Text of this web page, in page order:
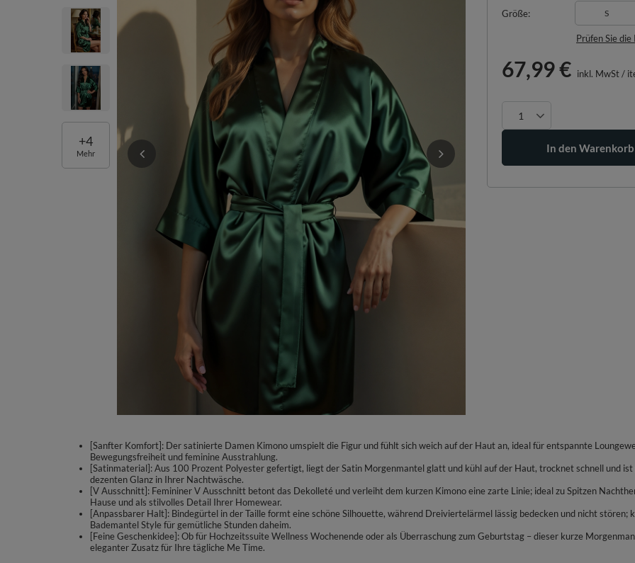
+4
Mehr
Größe S
Prüfen Sie
67,99 € inkl. MwSt/
In den Warenkorb
[Sanfter Komfort]: Der satinierte Damen Kimono umspielt die Figur und fühlt sich weich auf der Haut an, ideal für entspannte
Bewegungsfreiheit und feminine Ausstrahlung.
[Satinmaterial]: Aus 100 Prozent Polyester gefertigt, liegt der Satin Morgenmantel glatt und kühl auf der Haut, trocknet schnell und
dezenten Glanz in Ihrer Nachtwäsche.
[V Ausschnitt]: Femininer V Ausschnitt betont das Dekolleté und verleiht dem kurzen Kimono eine zarte Linie; ideal zu Spitzen
Hause und als stilvolles Detail Ihrer Homewear.
[Anpassbarer Halt]: Bindegürtel in der Taille formt eine schöne Silhouette, während Dreiviertelärmel lässig bedecken und nicht
Bademantel Style für gemütliche Stunden daheim.
[Feine Geschenkidee]: Ob für Hochzeitssuite Wellness Wochenende oder als Überraschung zum Geburtstag – dieser kurze
eleganter Zusatz für Ihre tägliche Me Time.